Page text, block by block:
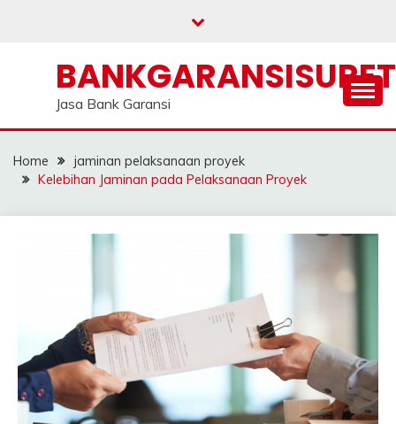
Jasa Bank Garansi
Home
jaminan pelaksanaan proyek
Kelebihan Jaminan pada Pelaksanaan Proyek